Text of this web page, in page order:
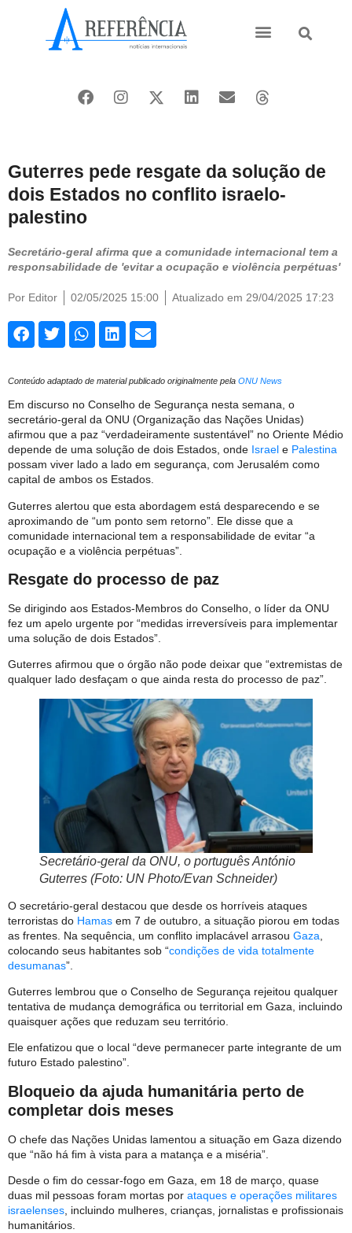
Guterres pede resgate da solução de
dois Estados no conflito israelo-
palestino
Secretário-geral afirma que a comunidade internacional tem a
responsabilidade de 'evitar a ocupação e violência perpétuas'
Por Editor 02/05/2025 15:00 Atualizado em 29/04/2025 17:23
Conteúdo adaptado de material publicado originalmente pela ONU News
Em discurso no Conselho de Segurança nesta semana, o
secretário-geral da ONU (Organização das Nações Unidas)
afirmou que a paz “verdadeiramente sustentável” no Oriente Médio
depende de uma solução de dois Estados, onde Israel e Palestina
possam viver lado a lado em segurança, com Jerusalém como
capital de ambos os Estados.
Guterres alertou que esta abordagem está desparecendo e se
aproximando de “um ponto sem retorno”. Ele disse que a
comunidade internacional tem a responsabilidade de evitar “a
ocupação e a violência perpétuas”.
Resgate do processo de paz
Se dirigindo aos Estados-Membros do Conselho, o líder da ONU
fez um apelo urgente por “medidas irreversíveis para implementar
uma solução de dois Estados”.
Guterres afirmou que o órgão não pode deixar que “extremistas de
qualquer lado desfaçam o que ainda resta do processo de paz”.
Secretário-geral da ONU, o português António
Guterres (Foto: UN Photo/Evan Schneider)
O secretário-geral destacou que desde os horríveis ataques
terroristas do Hamas em 7 de outubro, a situação piorou em todas
as frentes. Na sequência, um conflito implacável arrasou Gaza
colocando seus habitantes sob “condições de vida totalmente
desumanas”.
Guterres lembrou que o Conselho de Segurança rejeitou qualquer
tentativa de mudança demográfica ou territorial em Gaza, incluindo
quaisquer ações que reduzam seu território.
Ele enfatizou que o local “deve permanecer parte integrante de um
futuro Estado palestino”.
Bloqueio da ajuda humanitária perto de
completar dois meses
O chefe das Nações Unidas lamentou a situação em Gaza dizendo
que “não há fim à vista para a matança e a miséria”.
Desde o fim do cessar-fogo em Gaza, em 18 de março, quase
duas mil pessoas foram mortas por ataques e operações militares
israelenses , incluindo mulheres, crianças, jornalistas e profissionais
humanitários.